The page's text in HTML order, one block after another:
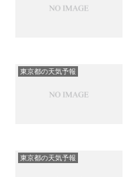
東京都の天気予報
東京都の天気予報